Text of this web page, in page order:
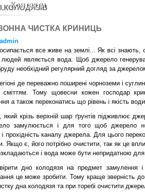
Контакти
ЧИСТКА КРИНИЦЬ
все живе на землі... Як всі
людей являється вода. Щоб джерело
необхідний регулярний догляд за
де переважно поширені чорноземи і
Тому щовесни кожен господар
а також переконатись що рівень і якість
який крізь верхній шар ґрунтів підживлює
замулюється і для того щоб джерело
і прохідність каналу джерела. Для цього
Якщо є, його потрібно очистити, так як це
і вода може бути непридатною
дно колодязя на предмет замулення
це може зробити. Тому краще зверність
дна колодязя та при торебі очистити